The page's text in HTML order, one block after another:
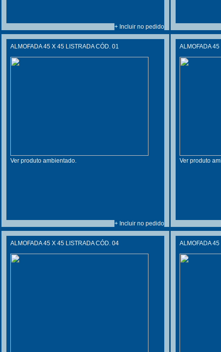
+ Incluir no pedido
ALMOFADA 45 X 45 LISTRADA CÓD. 01
Ver produto ambientado.
+ Incluir no pedido
ALMOFADA
Ver produto
ALMOFADA 45 X 45 LISTRADA CÓD. 04 ALMOFADA